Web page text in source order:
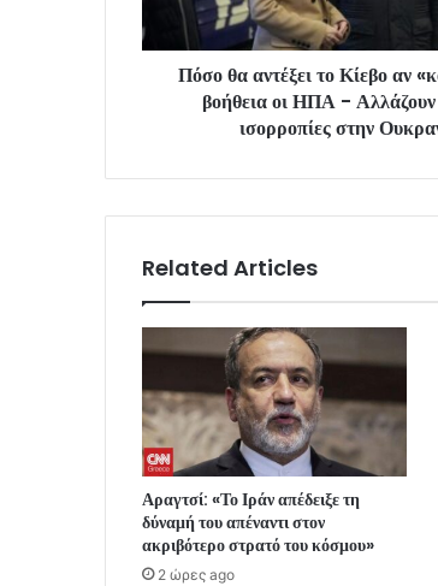
Πόσο θα αντέξει το Κίεβο αν
βοήθεια οι ΗΠΑ - Αλλάζουν
ισορροπίες στην
Related Articles
Αραγτσί: «Το Ιράν απέδειξε τη
δύναμή του απέναντι στον
ακριβότερο στρατό του κόσμου»
2 ώρες ago